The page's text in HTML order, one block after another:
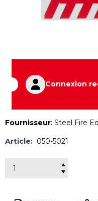
Connexion
Fournisseur: Steel Fire
Article: 050-5021